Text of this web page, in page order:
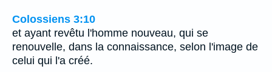
Colossiens 3:10
et ayant revêtu l'homme nouveau, qui se
renouvelle, dans la connaissance, selon l'image de
celui qui l'a créé.